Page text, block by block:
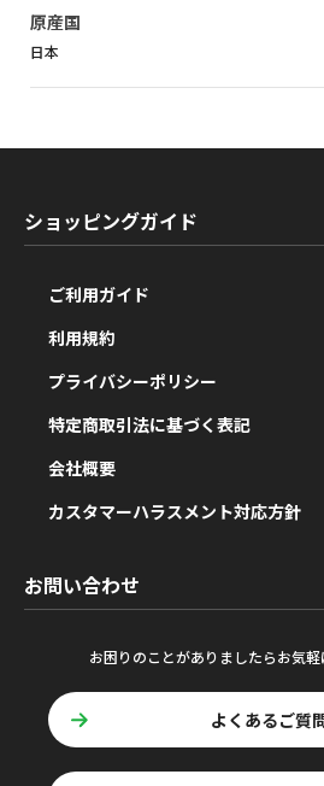
原産国
日本
ショッピングガイド
ご利用ガイド
利用規約
プライバシーポリシー
特定商取引法に基づく表記
会社概要
カスタマーハラスメント対応方針
お問い合わせ
お困りのことがありましたらお気軽
よくあるご質